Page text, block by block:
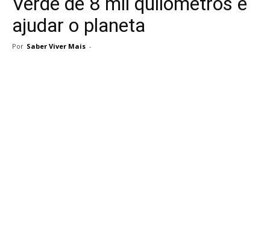
ajudar o planeta
Por Saber Viver Mais -